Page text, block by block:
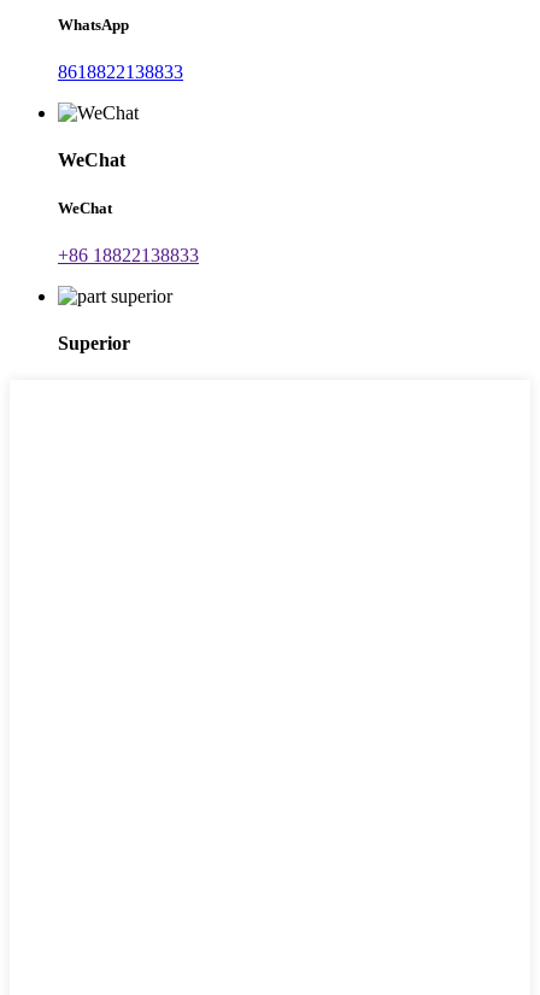
WhatsApp
8618822138833
WeChat
WeChat
+86 18822138833
Superior